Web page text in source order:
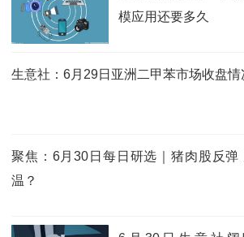
模应用还要多久
生意社：6月29日亚洲二甲苯市场收盘情
聚焦：6月30日每日研选｜猪肉股反弹
温？